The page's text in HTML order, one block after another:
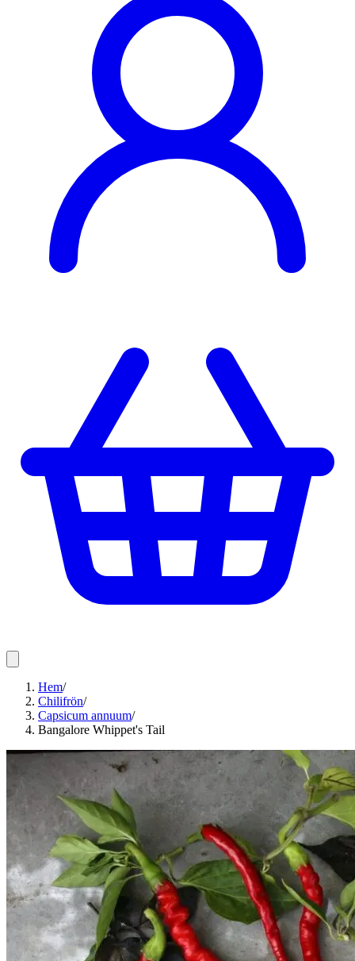
Hem/
Chilifrön/
Capsicum annuum/
Bangalore Whippet's Tail